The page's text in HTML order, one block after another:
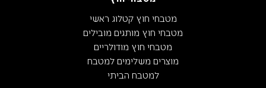
מטבחי חוץ קטלוג ראשי
מטבחי חוץ מותגים מובילים
מטבחי חוץ מודולריים
מוצרים משלימים למטבח
למטבח הביתי